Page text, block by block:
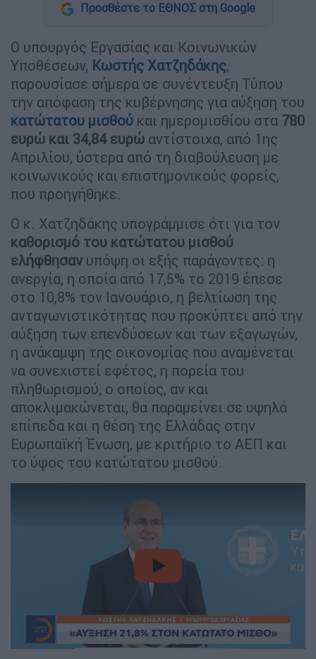
Προσθέστε το ΕΘΝΟΣ στη Google
Ο υπουργός Εργασίας και Κοινωνικών
Υποθέσεων, Κωστής Χατζηδάκης,
παρουσίασε σήμερα σε συνέντευξη Τύπου
την απόφαση της κυβέρνησης για αύξηση του
κατώτατου μισθού και ημερομισθίου στα 780
ευρώ και 34,84 ευρώ αντίστοιχα, από 1ης
Απριλίου, ύστερα από τη διαβούλευση με
κοινωνικούς και επιστημονικούς φορείς,
που προηγήθηκε.
Ο κ. Χατζηδάκης υπογράμμισε ότι για τον
καθορισμό του κατώτατου μισθού
ελήφθησαν υπόψη οι εξής παράγοντες: η
ανεργία, η οποία από 17,5% το 2019 έπεσε
στο 10,8% τον Ιανουάριο, η βελτίωση της
ανταγωνιστικότητας που προκύπτει από την
αύξηση των επενδύσεων και των εξαγωγών,
η ανάκαμψη της οικονομίας που αναμένεται
να συνεχιστεί εφέτος, η πορεία του
πληθωρισμού, ο οποίος, αν και
αποκλιμακώνεται, θα παραμείνει σε υψηλά
επίπεδα και η θέση της Ελλάδας στην
Ευρωπαϊκή Ένωση, με κριτήριο το ΑΕΠ και
το ύψος του κατώτατου μισθού.
video